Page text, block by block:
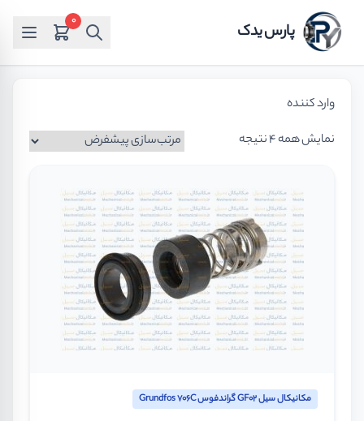
پارس یدک 0
وارد کننده
نمایش همه 4 نتیجه
مکانیکال سیل GF02 گراندفوس Grundfos 706C